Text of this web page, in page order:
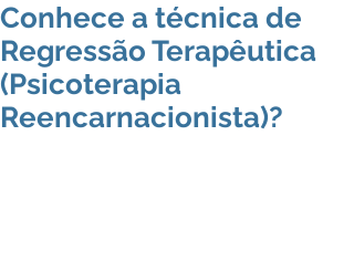
Conhece a técnica de
Regressão Terapêutica
(Psicoterapia
Reencarnacionista)?